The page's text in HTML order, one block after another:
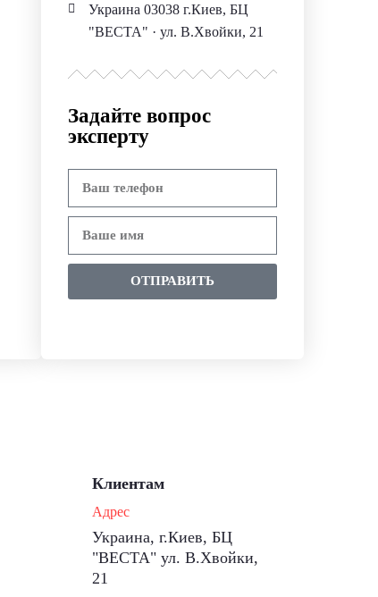
Украина 03038 г.Киев, БЦ
"ВЕСТА" · ул. В.Хвойки, 21
Задайте вопрос
эксперту
ОТПРАВИТЬ
Клиентам
Адрес
Украина, г.Киев, БЦ
"ВЕСТА" ул. В.Хвойки,
21